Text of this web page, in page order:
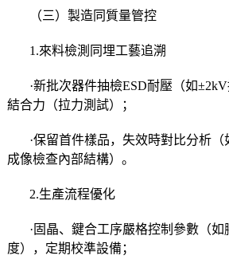
（三）製造同質量管控
1.來料檢測同埋工藝追溯
·新批次器件抽檢ESD耐壓（如
結合力（拉力測試）；
·保留首件樣品，失效時對比分析
成像檢查內部結構）。
2.生產流程優化
·固晶、鍵合工序嚴格控制參數（
度），定期校準設備；